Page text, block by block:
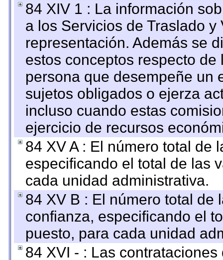
84 XIV 1 : La información
a los Servicios de Traslado
representación. Además se
estos conceptos respecto
persona que desempeñe un
sujetos obligados o ejerza
incluso cuando estas
ejercicio de recursos
84 XV A : El número total de
especificando el total de las
cada unidad administrativa.
84 XV B : El número total de
confianza, especificando el
puesto, para cada unidad
84 XVI - : Las